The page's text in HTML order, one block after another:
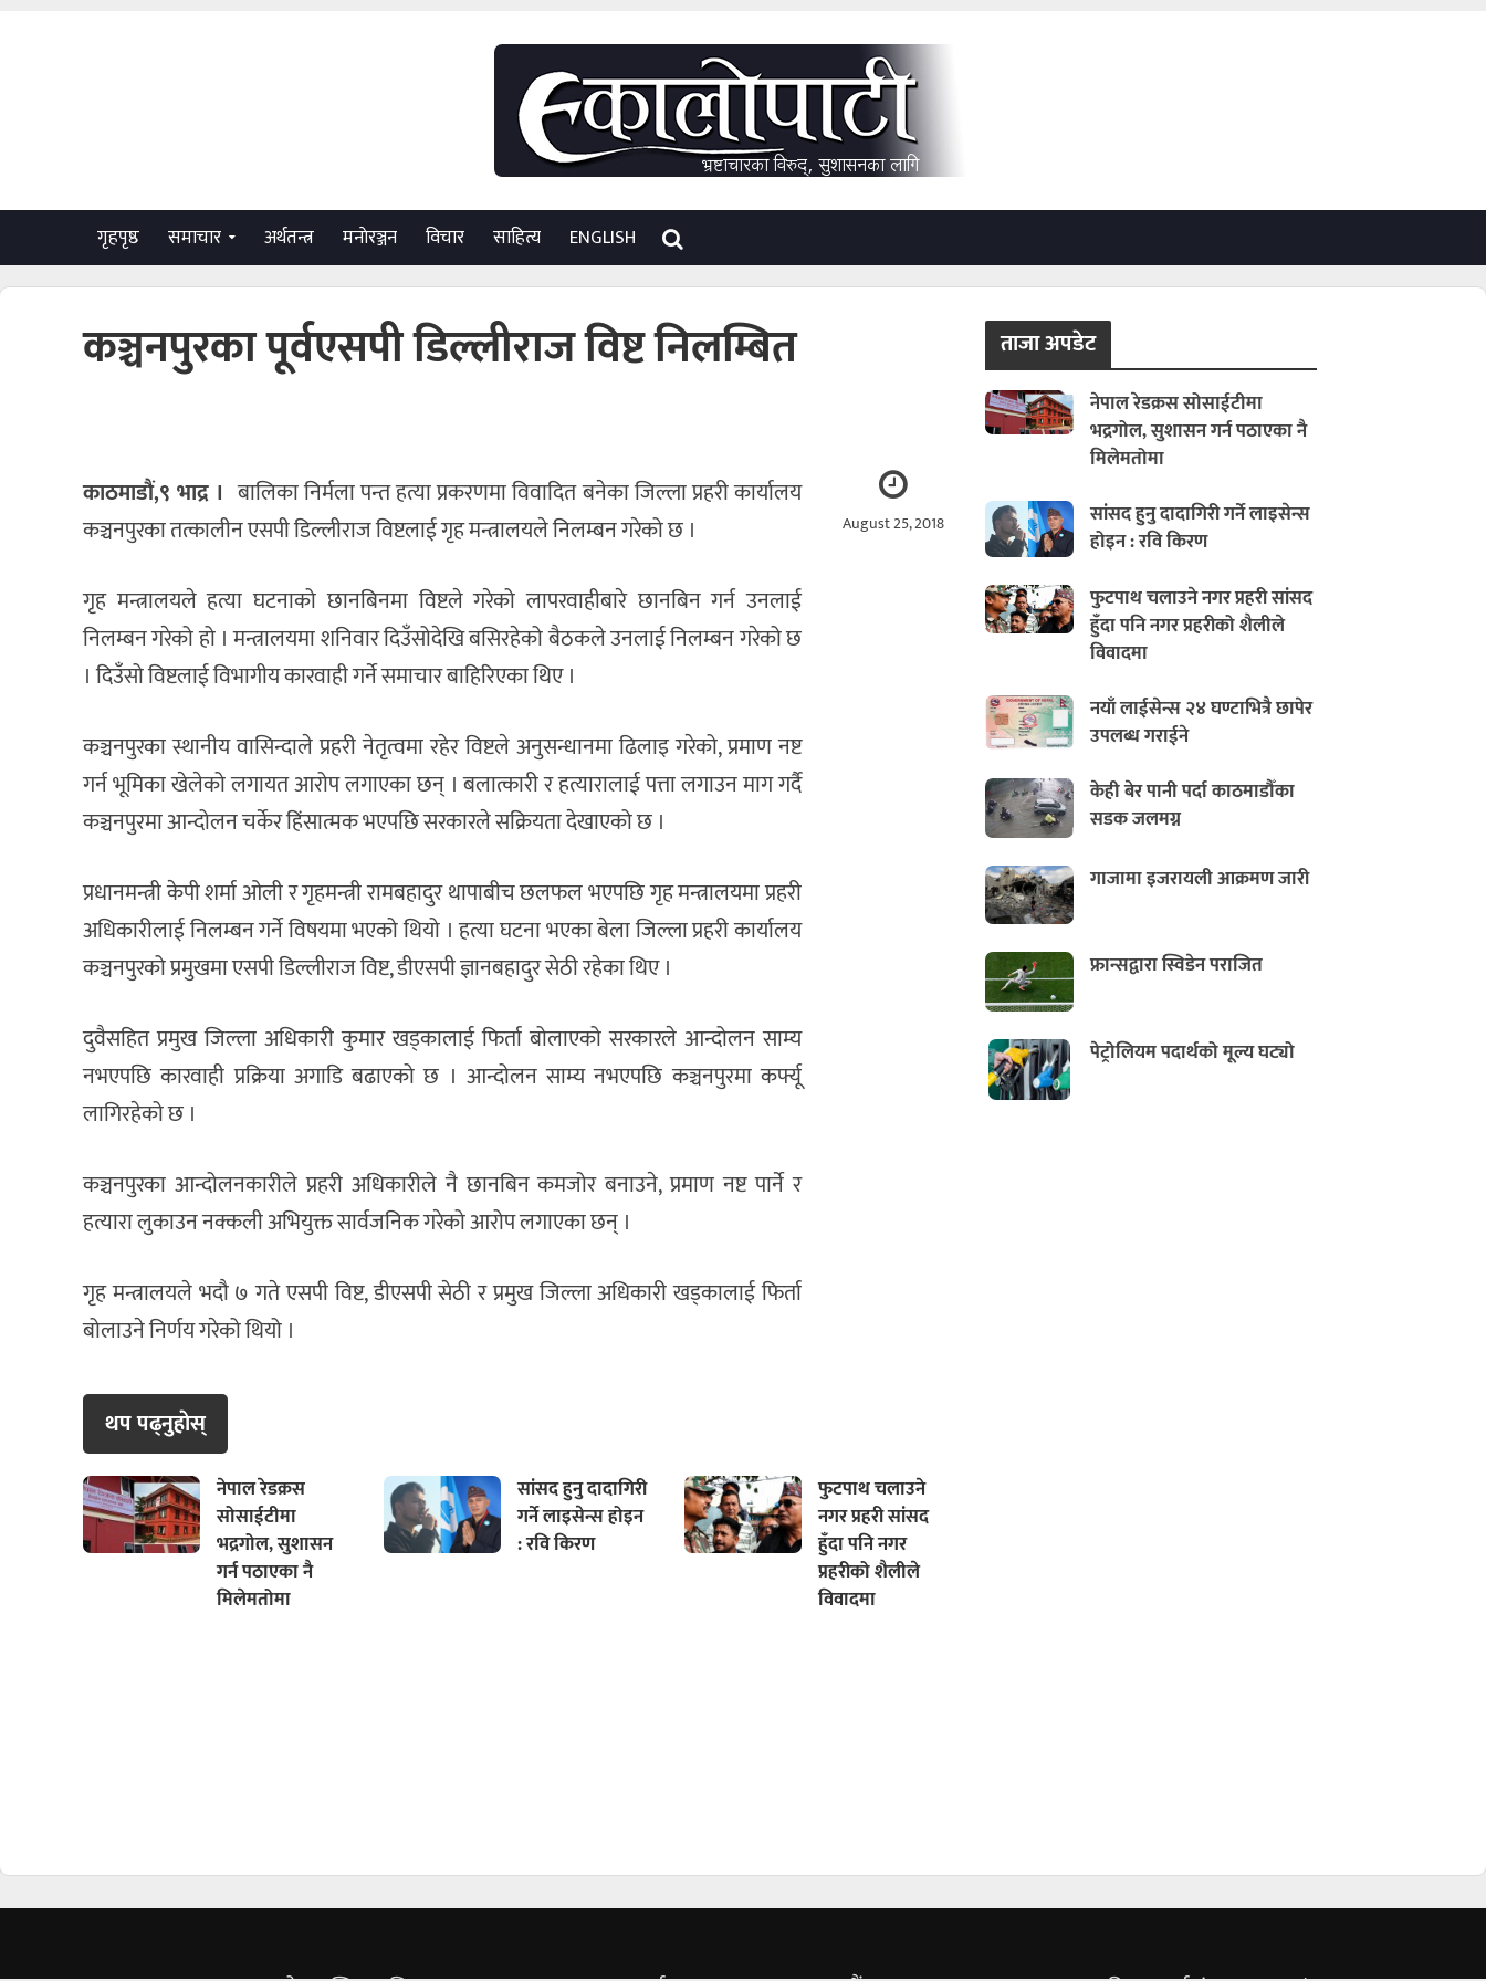
गृहपृष्ठ समाचार अर्थतन्त्र मनाेरञ्जन विचार साहित्य ENGLISH
कञ्चनपुरका पूर्वएसपी डिल्लीराज विष्ट निलम्बित
August 25, 2018
काठमाडौं,९ भाद्र । बालिका निर्मला पन्त हत्या प्रकरणमा विवादित बनेका जिल्ला प्रहरी कार्यालय
कञ्चनपुरका तत्कालीन एसपी डिल्लीराज विष्टलाई गृह मन्त्रालयले निलम्बन गरेको छ ।
गृह मन्त्रालयले हत्या घटनाको छानबिनमा विष्टले गरेको लापरवाहीबारे छानबिन गर्न उनलाई
निलम्बन गरेको हो । मन्त्रालयमा शनिवार दिउँसोदेखि बसिरहेको बैठकले उनलाई निलम्बन गरेको छ
। दिउँसो विष्टलाई विभागीय कारवाही गर्ने समाचार बाहिरिएका थिए ।
कञ्चनपुरका स्थानीय वासिन्दाले प्रहरी नेतृत्वमा रहेर विष्टले अनुसन्धानमा ढिलाइ गरेको, प्रमाण नष्ट
गर्न भूमिका खेलेको लगायत आरोप लगाएका छन् । बलात्कारी र हत्यारालाई पत्ता लगाउन माग गर्दै
कञ्चनपुरमा आन्दोलन चर्केर हिंसात्मक भएपछि सरकारले सक्रियता देखाएको छ ।
प्रधानमन्त्री केपी शर्मा ओली र गृहमन्त्री रामबहादुर थापाबीच छलफल भएपछि गृह मन्त्रालयमा प्रहरी
अधिकारीलाई निलम्बन गर्ने विषयमा भएको थियो । हत्या घटना भएका बेला जिल्ला प्रहरी कार्यालय
कञ्चनपुरको प्रमुखमा एसपी डिल्लीराज विष्ट, डीएसपी ज्ञानबहादुर सेठी रहेका थिए ।
दुवैसहित प्रमुख जिल्ला अधिकारी कुमार खड्कालाई फिर्ता बोलाएको सरकारले आन्दोलन साम्य
नभएपछि कारवाही प्रक्रिया अगाडि बढाएको छ । आन्दोलन साम्य नभएपछि कञ्चनपुरमा कर्फ्यू
लागिरहेको छ ।
कञ्चनपुरका आन्दोलनकारीले प्रहरी अधिकारीले नै छानबिन कमजोर बनाउने, प्रमाण नष्ट पार्ने र
हत्यारा लुकाउन नक्कली अभियुक्त सार्वजनिक गरेको आरोप लगाएका छन् ।
गृह मन्त्रालयले भदौ ७ गते एसपी विष्ट, डीएसपी सेठी र प्रमुख जिल्ला अधिकारी खड्कालाई फिर्ता
बोलाउने निर्णय गरेको थियो ।
थप पढ्नुहाेस्
नेपाल रेडक्रस
सोसाईटीमा
भद्रगोल, सुशासन
गर्न पठाएका नै
मिलेमतोमा
सांसद हुनु दादागिरी
गर्ने लाइसेन्स होइन
: रवि किरण
फुटपाथ चलाउने
नगर प्रहरी सांसद
हुँदा पनि नगर
प्रहरीको शैलीले
विवादमा
ताजा अपडेट
नेपाल रेडक्रस सोसाईटीमा
भद्रगोल, सुशासन गर्न पठाएका नै
मिलेमतोमा
सांसद हुनु दादागिरी गर्ने लाइसेन्स
होइन : रवि किरण
फुटपाथ चलाउने नगर प्रहरी सांसद
हुँदा पनि नगर प्रहरीको शैलीले
विवादमा
नयाँ लाईसेन्स २४ घण्टाभित्रै छापेर
उपलब्ध गराईने
केही बेर पानी पर्दा काठमाडौँका
सडक जलमग्न
गाजामा इजरायली आक्रमण जारी
फ्रान्सद्वारा स्विडेन पराजित
पेट्रोलियम पदार्थको मूल्य घट्यो